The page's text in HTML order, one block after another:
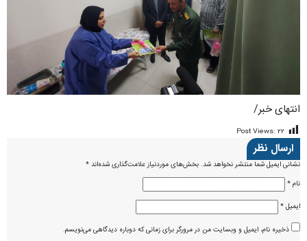
انتهای خبر/
Post Views: ۲۲
ارسال نظر
نشانی ایمیل شما منتشر نخواهد شد.بخش‌های موردنیاز علامت‌گذاری شده‌اند*
نام*
ایمیل*
ذخیره نام، ایمیل و وبسایت من در مرورگر برای زمانی که دوباره دیدگاهی می‌نویسم.